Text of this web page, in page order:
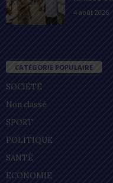
4 août 2026
CATÉGORIE POPULAIRE
SOCIÉTÉ
Non classé
SPORT
POLITIQUE
SANTÉ
ECONOMIE